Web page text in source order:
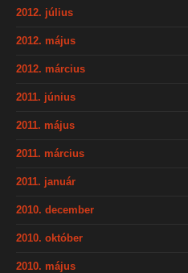
2012. július
2012. május
2012. március
2011. június
2011. május
2011. március
2011. január
2010. december
2010. október
2010. május